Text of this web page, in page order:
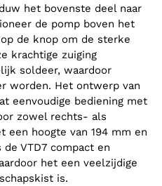
het bovenste deel naar
de pomp boven het
de knop om de sterke
krachtige zuiging
soldeer, waardoor
worden. Het ontwerp van
eenvoudige bediening met
zowel rechts- als
een hoogte van 194 mm en
VTD7 compact en
het een veelzijdige
is.